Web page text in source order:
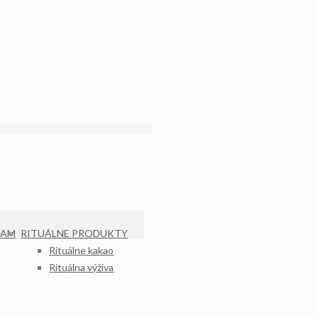
RITUÁLNE PRODUKTY
Rituálne kakao
Rituálna výživa